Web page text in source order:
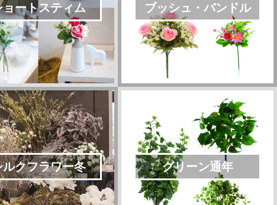
ョートスティム ブッシュ・バンドル
ルクフラワー冬 グリーン通年